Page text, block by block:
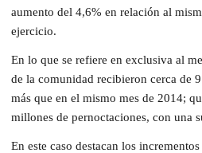
aumento del 4,6% en relación al
ejercicio.
En lo que se refiere en exclusiva al
de la comunidad recibieron cerca de
más que en el mismo mes de 2014;
millones de pernoctaciones, con una
En este caso destacan los